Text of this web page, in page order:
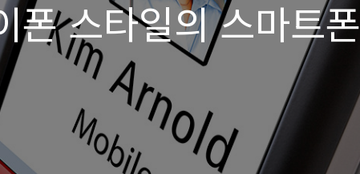
폰 스타일의 스마트폰